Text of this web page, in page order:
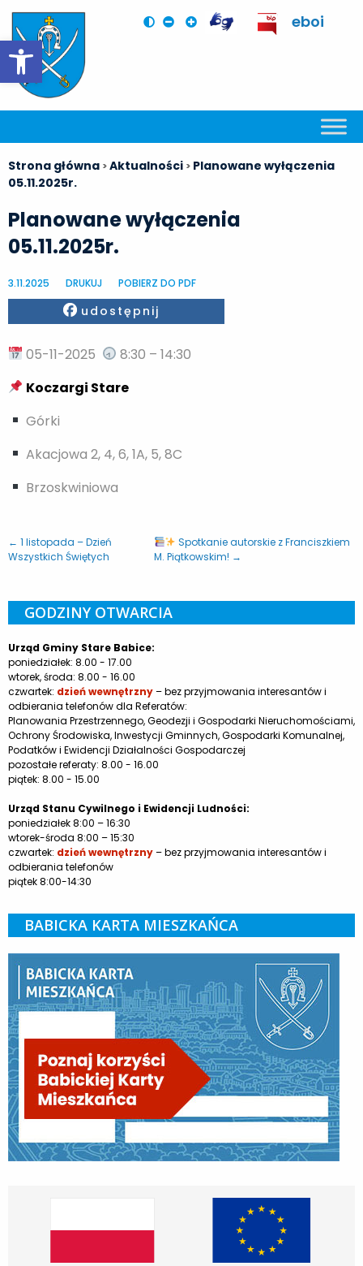
Otwórz pasek narzędzi
eboi
Strona główna >Aktualności > Planowane wyłączenia
05.11.2025r.
Planowane wyłączenia
05.11.2025r.
3.11.2025 DRUKUJ POBIERZ DO PDF
Facebook
udostępnij
05-11-2025
8:30 – 14:30
Koczargi Stare
Górki
Akacjowa 2, 4, 6, 1A, 5, 8C
Brzoskwiniowa
← 1 listopada – Dzień
Wszystkich Świętych
Spotkanie autorskie z Franciszkiem
M. Piątkowskim! →
GODZINY OTWARCIA
Urząd Gminy Stare Babice:
poniedziałek: 8.00 - 17.00
wtorek, środa: 8.00 - 16.00
czwartek: dzień wewnętrzny– bez przyjmowania interesantów i
odbierania telefonów dla Referatów:
Planowania Przestrzennego, Geodezji i Gospodarki Nieruchomościami,
Ochrony Środowiska, Inwestycji Gminnych, Gospodarki Komunalnej,
Podatków i Ewidencji Działalności Gospodarczej
pozostałe referaty: 8.00 - 16.00
piątek: 8.00 - 15.00
Urząd Stanu Cywilnego i Ewidencji Ludności:
poniedziałek 8:00 – 16:30
wtorek-środa 8:00 – 15:30
czwartek: dzień wewnętrzny– bez przyjmowania interesantów i
odbierania telefonów
piątek 8:00-14:30
BABICKA KARTA MIESZKAŃCA